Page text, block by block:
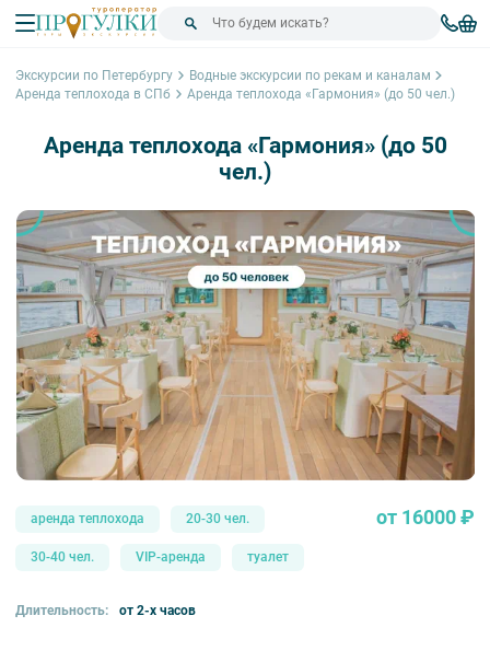
Экскурсии по Петербургу
Водные экскурсии по рекам и каналам
Аренда теплохода в СПб
Аренда теплохода «Гармония» (до 50 чел.)
Аренда теплохода «Гармония» (до 50
чел.)
аренда теплохода 20-30 чел.
30-40 чел. VIP-аренда туалет
от 16000 ₽
Длительность: от 2-х часов